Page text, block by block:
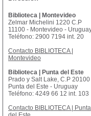
Biblioteca | Montevideo
Zelmar Michelini 1220 C.P
11100 - Montevideo -
Teléfono: 2900 7194 int. 20
Contacto BIBLIOTECA |
Montevideo
Biblioteca | Punta del Este
Prado y Salt Lake, C.P 20100
Punta del Este - Uruguay
Teléfono: 4249 66 12 int. 103
Contacto BIBLIOTECA | Punta